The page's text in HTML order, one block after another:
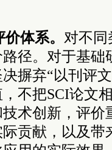
体系。 对不同
径。对于基础
摒弃“以刊评
不把SCI论文
术创新，评价
贡献，以及带